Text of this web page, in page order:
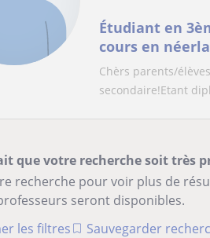
Étudiant en
cours en
Chèrs parents/
secondaire!Etant
que votre recherche soit très
recherche pour voir plus de
seront disponibles.
les filtres
Sauvegarder